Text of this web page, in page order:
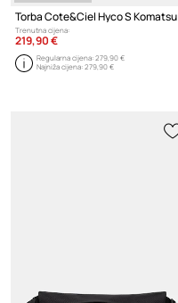
Torba Cote&Ciel Hyco S Komatsu
Trenutna cijena:
219,90 €
Regularna cijena:279,90 €
Najniža cijena:279,90 €